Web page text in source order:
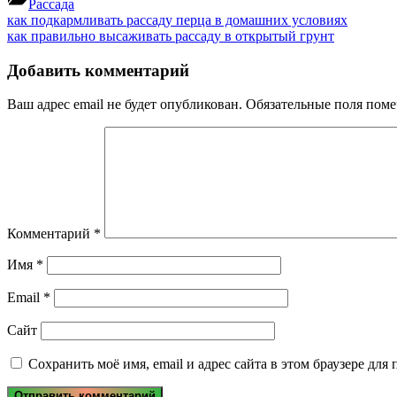
Рассада
Навигация
по
записям
Previous
Post:
как подкармливать рассаду перца в домашних условиях
Next
как правильно высаживать рассаду в открытый грунт
Добавить комментарий
Ваш адрес email не будет опубликован. Обязательные поля
Комментарий *
Имя *
Email *
Сайт
Сохранить моё имя, email и адрес сайта в этом браузере